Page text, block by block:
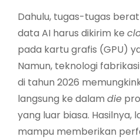
Dahulu, tugas-tugas
data AI harus dikirim ke
pada kartu grafis (GPU)
Namun, teknologi
di tahun 2026
langsung ke dalam die
yang luar biasa. Hasilnya,
mampu memberikan